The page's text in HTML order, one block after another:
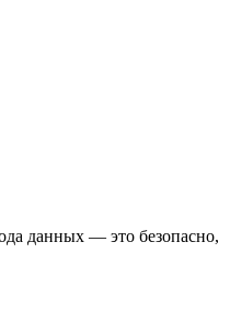
данных — это безопасно,